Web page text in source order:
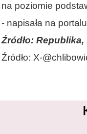
na poziomie
- napisała na
Źródło: Republika,
Źródło: X-